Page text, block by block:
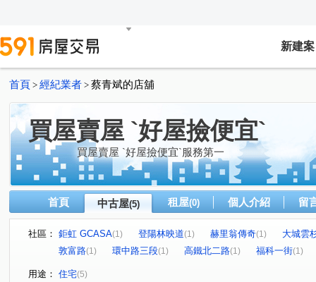
新建案
首頁 > 經紀業者 > 蔡青斌的店舖
買屋賣屋 `好屋撿便宜`
買屋賣屋 `好屋撿便宜`服務第一
首頁 中古屋(5) 租屋(0) 個人介紹 留
社區： 鉅虹 GCASA(1) 登陽林映道(1) 赫里翁傳奇(1)
大城雲
敦富路(1) 環中路三段(1) 高鐵北二路(1) 福科一街(1)
用途： 住宅(5)